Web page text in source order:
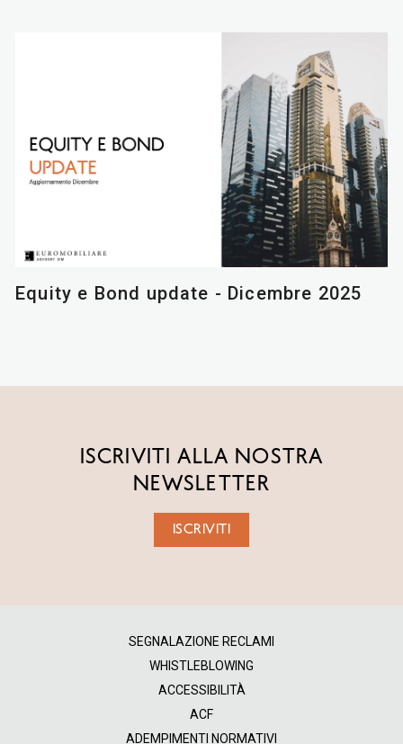
Equity e Bond update - Dicembre 2025
ISCRIVITI ALLA NOSTRA
NEWSLETTER
ISCRIVITI
SEGNALAZIONE RECLAMI
WHISTLEBLOWING
ACCESSIBILITÀ
ACF
ADEMPIMENTI NORMATIVI